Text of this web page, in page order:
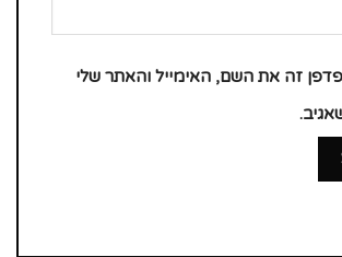
זה את השם, האימייל והאתר שלי